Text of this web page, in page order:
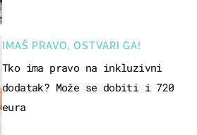
IMAŠ PRAVO, OSTVARI GA!
Tko ima pravo na inkluzivni
dodatak? Može se dobiti i 720
eura